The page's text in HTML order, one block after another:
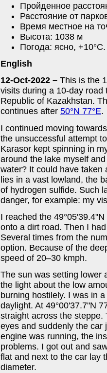
Пройденное
Расстояние от
Время местное на
Высота: 1038 м
Погода: ясно, +10°C.
English
12-Oct-2022 – This is the
visits during a 10-day
Republic of Kazakhstan.
continues after 50°N 77°E.
I continued moving
the unsuccessful attempt
Karasor kept spinning in
around the lake myself
water? It could have taken
lies in a vast lowland, the
of hydrogen sulfide. Such
danger, for example: my
I reached the
onto a dirt road. Then I
Several times from the
option. Because of the
speed of 20–30 kmph.
The sun was setting lower
the light about the low
burning hostilely. I was in
daylight. At 49°00'37.7"N
straight across the
eyes and suddenly the car
engine was running, the
problems. I got out and
flat and next to the car lay
diameter.